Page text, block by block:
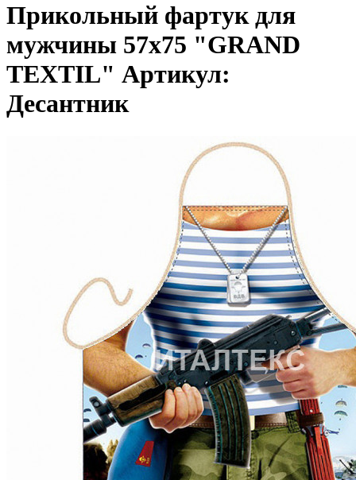
Прикольный фартук для
мужчины 57х75 "GRAND
TEXTIL" Артикул:
Десантник